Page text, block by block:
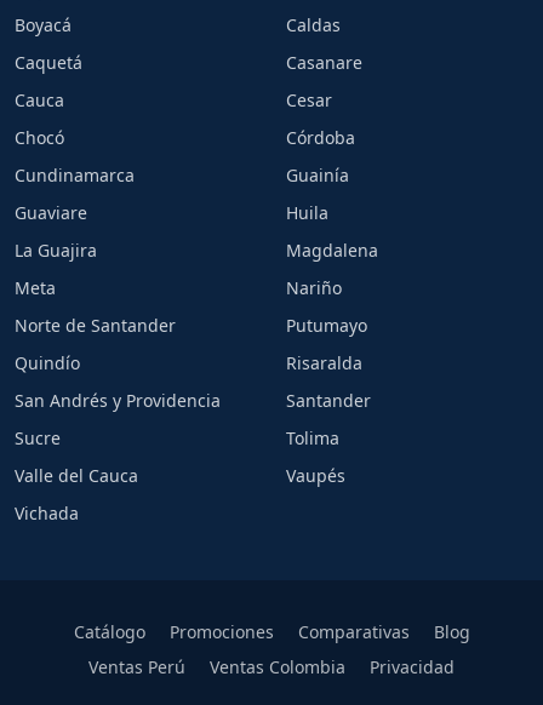
Boyacá
Caldas
Caquetá
Casanare
Cauca
Cesar
Chocó
Córdoba
Cundinamarca
Guainía
Guaviare
Huila
La Guajira
Magdalena
Meta
Nariño
Norte de Santander
Putumayo
Quindío
Risaralda
San Andrés y Providencia
Santander
Sucre
Tolima
Valle del Cauca
Vaupés
Vichada
Catálogo Promociones Comparativas
Blog
Ventas Perú
Ventas Colombia Privacidad